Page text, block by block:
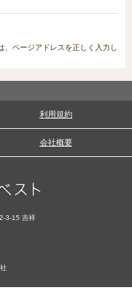
、ページアドレスを正しく入力し
利用規約
会社概要
3-15 吉祥